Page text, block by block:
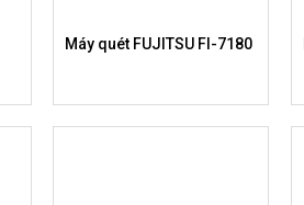
Máy quét FUJITSU FI-7180